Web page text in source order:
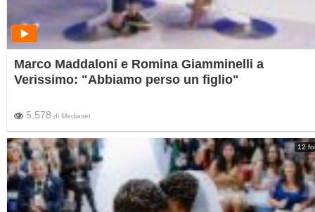
Marco Maddaloni e Romina Giamminelli a
Verissimo: "Abbiamo perso un figlio"
5.578 di Mediaset
12